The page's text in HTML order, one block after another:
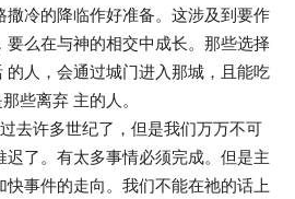
撒冷的降临作好准备。这涉及到要作
要么在与神的相交中成长。那些选择
的人，会通过城门进入那城，且能吃
些离弃 主的人。
去许多世纪了，但是我们万万不可
迟了。有太多事情必须完成。但是主
快事件的走向。我们不能在祂的话上